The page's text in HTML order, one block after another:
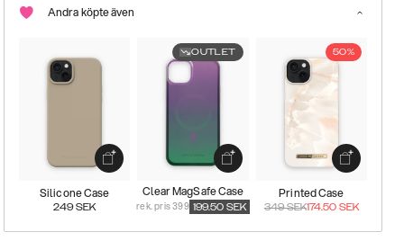
Andra köpte även
Silicone Case
249 SEK
OUTLET
Clear MagSafe Case
rek. pris 399 199.50 SEK
50%
Printed Case
349SEK174.50 SEK